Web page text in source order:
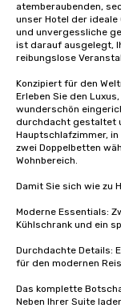
atemberaubenden,
unser Hotel der
und unvergessliche
ist darauf ausgelegt,
reibungslose
Konzipiert für den
Erleben Sie den
wunderschön
durchdacht gestaltet
Hauptschlafzimmer,
zwei Doppelbetten
Wohnbereich.
Damit Sie sich wie zu
Moderne Essentials:
Kühlschrank und ein
Durchdachte Details:
für den modernen
Das komplette
Neben Ihrer Suite